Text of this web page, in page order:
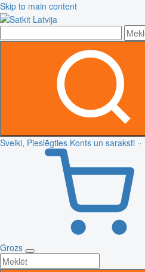
Skip to main content
Sveiki, Pieslēgties Konts un saraksti
Grozs